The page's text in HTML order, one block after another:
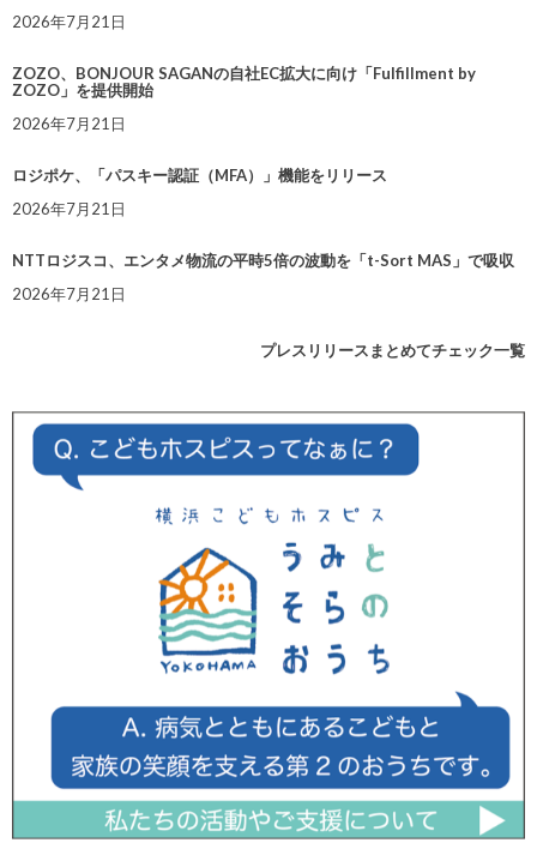
2026年7月21日
ZOZO、BONJOUR SAGANの自社EC拡大に向け「Fulfillment by
ZOZO」を提供開始
2026年7月21日
ロジポケ、「パスキー認証（MFA）」機能をリリース
2026年7月21日
NTTロジスコ、エンタメ物流の平時5倍の波動を「t-Sort MAS」で吸収
2026年7月21日
プレスリリースまとめてチェック一覧